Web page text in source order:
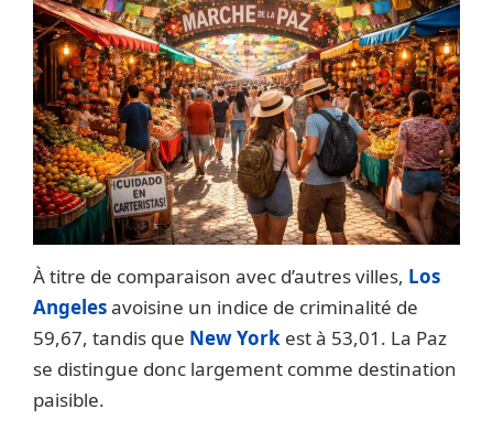
À titre de comparaison avec d’autres villes, Los
Angelesavoisine un indice de criminalité de
59,67, tandis que New York est à 53,01. La Paz
se distingue donc largement comme destination
paisible.